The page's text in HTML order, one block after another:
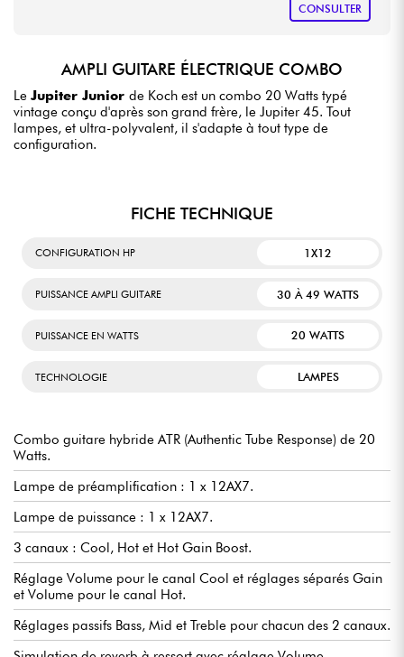
CONSULTER
AMPLI GUITARE ÉLECTRIQUE COMBO
Le Jupiter Junior de Koch est un combo 20 Watts typé
vintage conçu d'après son grand frère, le Jupiter 45. Tout
lampes, et ultra-polyvalent, il s'adapte à tout type de
configuration.
FICHE TECHNIQUE
CONFIGURATION HP 1X12
PUISSANCE AMPLI GUITARE 30 À 49 WATTS
PUISSANCE EN WATTS 20 WATTS
TECHNOLOGIE LAMPES
Combo guitare hybride ATR (Authentic Tube Response) de 20
Watts.
Lampe de préamplification : 1 x 12AX7.
Lampe de puissance : 1 x 12AX7.
3 canaux : Cool, Hot et Hot Gain Boost.
Réglage Volume pour le canal Cool et réglages séparés Gain
et Volume pour le canal Hot.
Réglages passifs Bass, Mid et Treble pour chacun des 2 canaux.